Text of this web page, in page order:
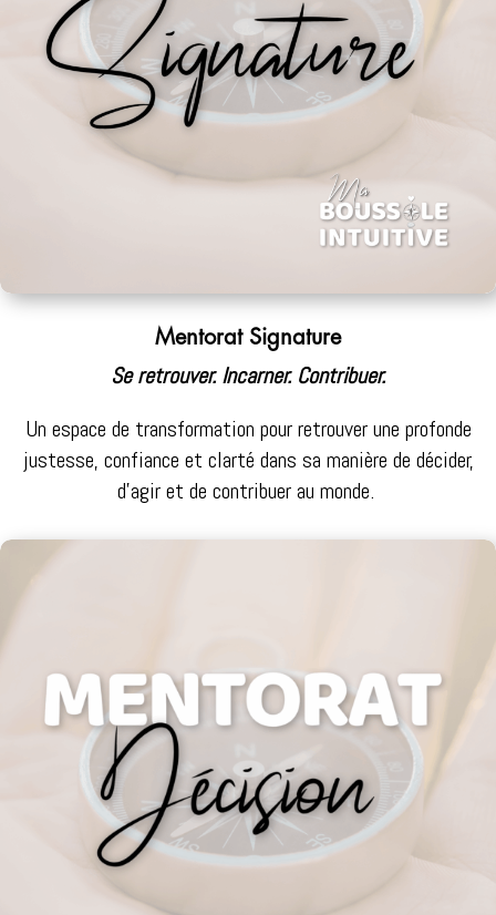
Mentorat Signature
Se retrouver. Incarner. Contribuer.
Un espace de transformation pour retrouver une profonde
justesse, confiance et clarté dans sa manière de décider,
d’agir et de contribuer au monde.